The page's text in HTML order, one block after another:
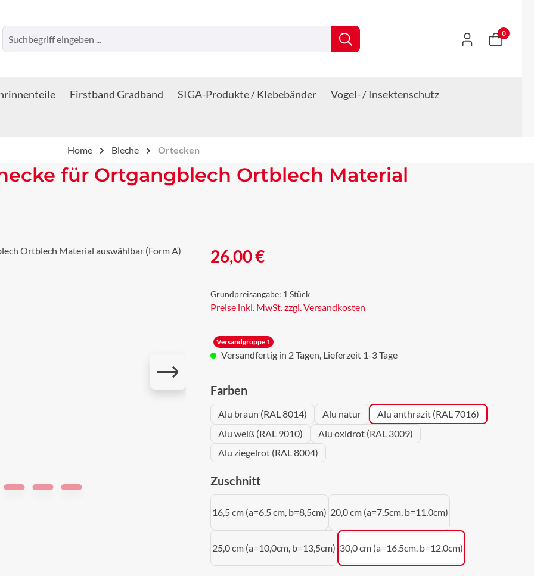
0
Firstband Gradband SIGA-Produkte / Klebebänder
Vogel- / Insektenschutz
Home Bleche Ortecken
für Ortgangblech Ortblech Material
Regulärer Preis:
26,00 €
Grundpreisangabe: 1 Stück
Preise inkl. MwSt. zzgl. Versandkosten
Versandgruppe 1
Versandfertig in 2 Tagen, Lieferzeit 1-3 Tage
Farbenauswählen
Alu braun (RAL 8014) Alu natur
Alu anthrazit (RAL 7016)
Alu weiß (RAL 9010)
Alu oxidrot (RAL 3009)
Alu ziegelrot (RAL 8004)
Zuschnittauswählen
16,5 cm (a=6,5 cm, b=8,5cm) 20,0 cm (a=7,5cm, b=11,0cm)
25,0 cm (a=10,0cm, b=13,5cm) 30,0 cm (a=16,5cm, b=12,0cm)